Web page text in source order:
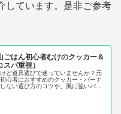
しています。是非ご参考
ごはん初心者むけのクッカー＆
パ重視）
ど道具選びで迷っていませんか？元
心者におすすめのクッカー・バーナ
ない選び方のコツや、風に強いバー